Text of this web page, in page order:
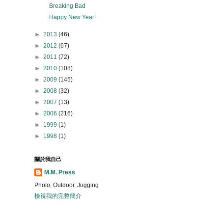
Breaking Bad
Happy New Year!
► 2013 (46)
► 2012 (67)
► 2011 (72)
► 2010 (108)
► 2009 (145)
► 2008 (32)
► 2007 (13)
► 2006 (216)
► 1999 (1)
► 1998 (1)
關於我自己
M.M. Press
Photo, Outdoor, Jogging
檢視我的完整簡介